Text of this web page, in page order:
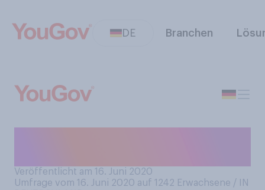
DE Branchen
Veröffentlicht am 16. Juni 2020
Umfrage vom 16. Juni 2020 auf 1242 Erwachsene / IN